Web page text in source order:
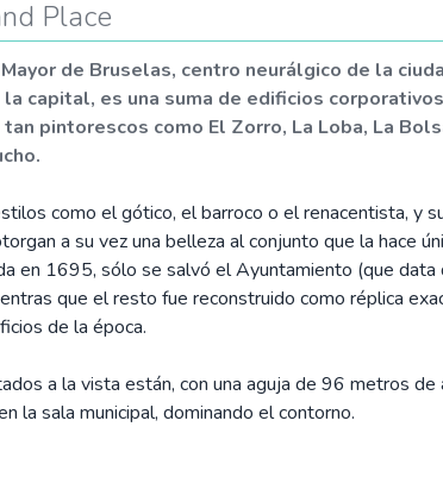
Place
de Bruselas, centro neurálgico de la
la capital, es una suma de edificios
pintorescos como El Zorro, La Loba, La
como el gótico, el barroco o el renacentista, y
a su vez una belleza al conjunto que la hace
en 1695, sólo se salvó el Ayuntamiento (que data
que el resto fue reconstruido como réplica
de la época.
a la vista están, con una aguja de 96 metros de
la sala municipal, dominando el contorno.